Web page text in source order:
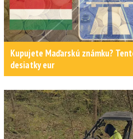
Kupujete Maďarskú známku?
desiatky eur